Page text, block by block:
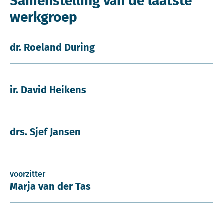
werkgroep
dr. Roeland During
ir. David Heikens
drs. Sjef Jansen
voorzitter
Marja van der Tas